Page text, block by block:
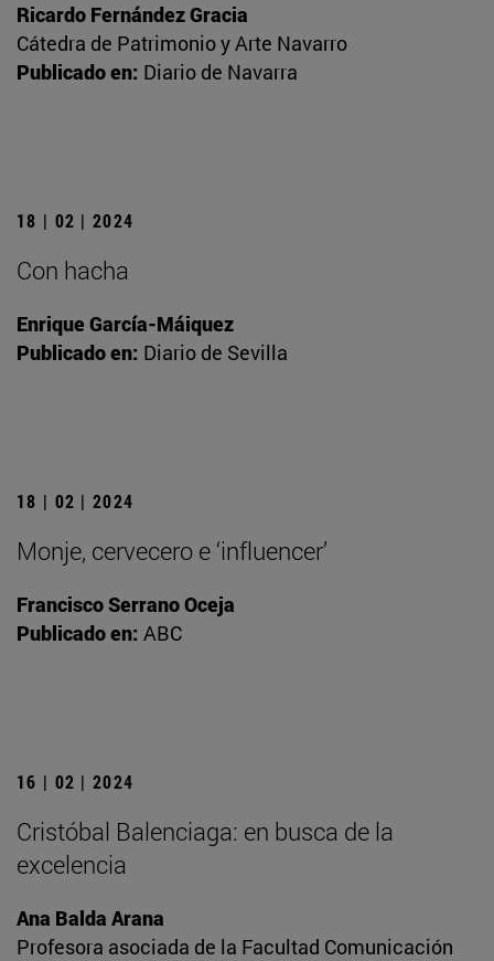
Ricardo Fernández Gracia
Cátedra de Patrimonio y Arte Navarro
Publicado en: Diario de Navarra
18 | 02 | 2024
Con hacha
Enrique García-Máiquez
Publicado en: Diario de Sevilla
18 | 02 | 2024
Monje, cervecero e ‘influencer’
Francisco Serrano Oceja
Publicado en: ABC
16 | 02 | 2024
Cristóbal Balenciaga: en busca de la
excelencia
Ana Balda Arana
Profesora asociada de la Facultad Comunicación